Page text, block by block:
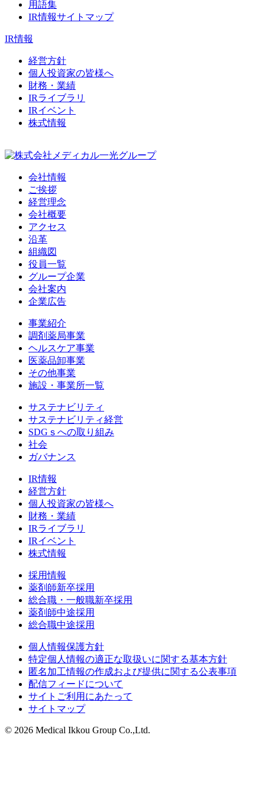
用語集
IR情報サイトマップ
IR情報
経営方針
個人投資家の皆様へ
財務・業績
IRライブラリ
IRイベント
株式情報
会社情報
ご挨拶
経営理念
会社概要
アクセス
沿革
組織図
役員一覧
グループ企業
会社案内
企業広告
事業紹介
調剤薬局事業
ヘルスケア事業
医薬品卸事業
その他事業
施設・事業所一覧
サステナビリティ
サステナビリティ経営
SDGｓへの取り組み
社会
ガバナンス
IR情報
経営方針
個人投資家の皆様へ
財務・業績
IRライブラリ
IRイベント
株式情報
採用情報
薬剤師新卒採用
総合職・一般職新卒採用
薬剤師中途採用
総合職中途採用
個人情報保護方針
特定個人情報の適正な取扱いに関する基本方針
匿名加工情報の作成および提供に関する公表事項
配信フィードについて
サイトご利用にあたって
サイトマップ
© 2026 Medical Ikkou Group Co.,Ltd.